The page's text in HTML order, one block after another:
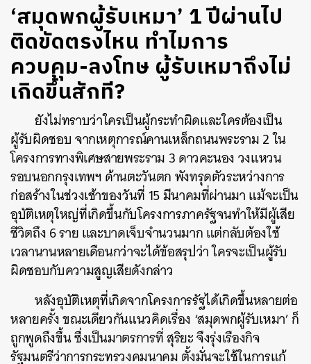
‘สมุดพกผู้รับเหมา’ 1 ปีผ่านไป
ติดขัดตรงไหน ทำไมการ
ควบคุม-ลงโทษ ผู้รับเหมาถึงไม่
เกิดขึ้นสักที?
ยังไม่ทราบว่าใครเป็นผู้กระทำผิดและใครต้องเป็น
ผู้รับผิดชอบ จากเหตุการณ์คานเหล็กถนนพระราม 2 ใน
โครงการทางพิเศษสายพระราม 3 ดาวคะนอง วงแหวน
รอบนอกกรุงเทพฯ ด้านตะวันตก พังทรุดตัวระหว่างการ
ก่อสร้างในช่วงเช้าของวันที่ 15 มีนาคมที่ผ่านมา แม้จะเป็น
อุบัติเหตุใหญ่ที่เกิดขึ้นกับโครงการภาครัฐจนทำให้มีผู้เสีย
ชีวิตถึง 6 ราย และบาดเจ็บจำนวนมาก แต่กลับต้องใช้
เวลานานหลายเดือนกว่าจะได้ข้อสรุปว่า ใครจะเป็นผู้รับ
ผิดชอบกับความสูญเสียดังกล่าว
หลังอุบัติเหตุที่เกิดจากโครงการรัฐได้เกิดขึ้นหลายต่อ
หลายครั้ง ขณะเดียวกันแนวคิดเรื่อง ‘สมุดพกผู้รับเหมา’ ก็
ถูกพูดถึงขึ้น ซึ่งเป็นมาตรการที่ สุริยะ จึงรุ่งเรืองกิจ
รัฐมนตรีว่าการกระทรวงคมนาคม ตั้งมั่นจะใช้ในการแก้